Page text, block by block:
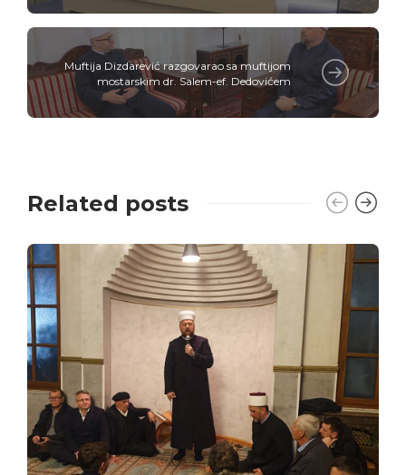
Muftija Dizdarević razgovarao sa muftijom
mostarskim dr. Salem-ef. Dedovićem
Related posts